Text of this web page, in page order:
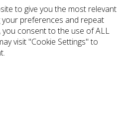
to give you the most relevant
preferences and repeat
you consent to the use of ALL
visit "Cookie Settings" to